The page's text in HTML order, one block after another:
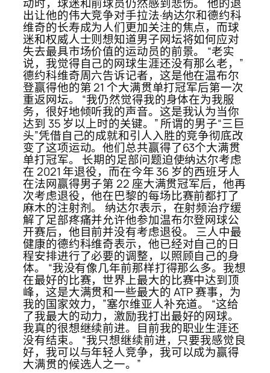
动时，球迷和前球员仍然感到悲伤。 他的退
出让他的伟大竞争对手拉法·纳达尔和德约科
维奇的长寿成为人们更加关注的焦点，而球
迷和权威人士则想知道男子网坛将如何应对
失去最具市场价值的运动员的前景。 “老实
说，我觉得自己的网球生涯还没有那么老，”
德约科维奇周六告诉记者，这是他在温布尔
登赢得他的第 21 个大满贯单打冠军后第一次
重返网坛。 “我仍然觉得我的身体在为我服
务，很好地倾听我的声音。这是我认为当你
达到 35 岁以上时的关键。” 所谓的男子“三巨
头”凭借自己的成就和引人入胜的竞争彻底改
变了这项运动。他们总共赢得了63个大满贯
单打冠军。 长期的足部问题迫使纳达尔考虑
在 2021 年退役，而在今年 36 岁的西班牙人
在法网赢得男子第 22 座大满贯冠军后，他再
次考虑退役，他在巴黎的每场比赛前都打了
麻木的注射剂。 纳达尔表示，在射频治疗缓
解了足部疼痛并允许他参加温布尔登网球公
开赛后，他目前并没有考虑退役。 三人中最
健康的德约科维奇表示，他已经对自己的日
程安排进行了必要的调整，以照顾自己的身
体。 “我没有像几年前那样打得那么多。我想
在最好的比赛，世界上最大的比赛中达到顶
峰，这是大满贯和一些最大的 ATP 赛事，为
我的国家效力，”塞尔维亚人补充道。 “这给
了我最大的动力，激励我打出最好的网球。
我真的很想继续前进。目前我的职业生涯还
没有结束。 “我只想继续前进，只要我感觉良
好，我可以与年轻人竞争，我可以成为赢得
大满贯的候选人之一。”